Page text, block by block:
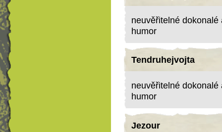
neuvěřitelné
humor
Tendruhejvojta
neuvěřitelné
humor
Jezour